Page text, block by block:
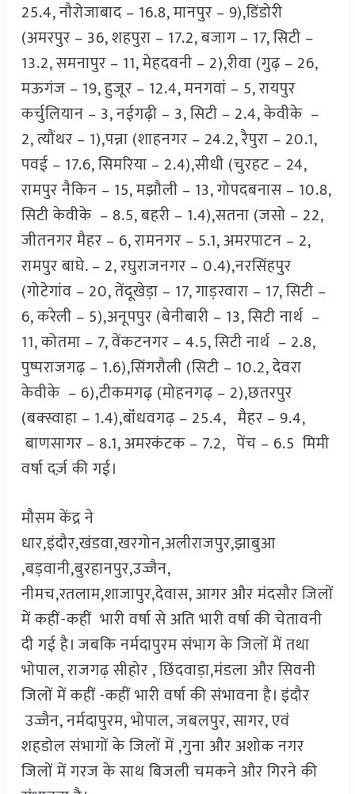
25.4, नौरोजाबाद – 16.8, मानपुर – 9),डिंडोरी
(अमरपुर – 36, शहपुरा – 17.2, बजाग – 17, सिटी –
13.2, समनापुर – 11, मेहदवनी – 2),रीवा (गुढ़ – 26,
मऊगंज – 19, हुजूर – 12.4, मनगवां – 5, रायपुर
कर्चुलियान – 3, नईगढ़ी – 3, सिटी – 2.4, केवीके –
2, त्यौंथर – 1),पन्ना (शाहनगर – 24.2, रैपुरा – 20.1,
पवई – 17.6, सिमरिया – 2.4),सीधी (चुरहट – 24,
रामपुर नैकिन – 15, मझौली – 13, गोपदबनास – 10.8,
सिटी केवीके – 8.5, बहरी – 1.4),सतना (जसो – 22,
जीतनगर मैहर – 6, रामनगर – 5.1, अमरपाटन – 2,
रामपुर बाघे. – 2, रघुराजनगर – 0.4),नरसिंहपुर
(गोटेगांव – 20, तेंदूखेड़ा – 17, गाड़रवारा – 17, सिटी –
6, करेली – 5),अनूपपुर (बेनीबारी – 13, सिटी नार्थ –
11, कोतमा – 7, वेंकटनगर – 4.5, सिटी नार्थ – 2.8,
पुष्पराजगढ़ – 1.6),सिंगरौली (सिटी – 10.2, देवरा
केवीके – 6),टीकमगढ़ (मोहनगढ़ – 2),छतरपुर
(बक्स्वाहा – 1.4),बॉंधवगढ़ – 25.4, मैहर – 9.4,
बाणसागर – 8.1, अमरकंटक – 7.2, पेंच – 6.5 मिमी
वर्षा दर्ज़ की गई।
मौसम केंद्र ने
धार,इंदौर,खंडवा,खरगोन,अलीराजपुर,झाबुआ
,बड़वानी,बुरहानपुर,उज्जैन,
नीमच,रतलाम,शाजापुर,देवास, आगर और मंदसौर जिलों
में कहीं-कहीं भारी वर्षा से अति भारी वर्षा की चेतावनी
दी गई है। जबकि नर्मदापुरम संभाग के जिलों में तथा
भोपाल, राजगढ़ सीहोर , छिंदवाड़ा,मंडला और सिवनी
जिलों में कहीं -कहीं भारी वर्षा की संभावना है। इंदौर
उज्जैन, नर्मदापुरम, भोपाल, जबलपुर, सागर, एवं
शहडोल संभागों के जिलों में ,गुना और अशोक नगर
जिलों में गरज के साथ बिजली चमकने और गिरने की